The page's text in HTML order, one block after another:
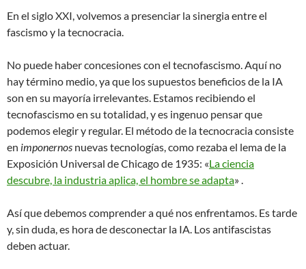
En el siglo XXI, volvemos a presenciar la sinergia entre el
fascismo y la tecnocracia.
No puede haber concesiones con el tecnofascismo. Aquí no
hay término medio, ya que los supuestos beneficios de la IA
son en su mayoría irrelevantes. Estamos recibiendo el
tecnofascismo en su totalidad, y es ingenuo pensar que
podemos elegir y regular. El método de la tecnocracia consiste
en imponernos nuevas tecnologías, como rezaba el lema de la
Exposición Universal de Chicago de 1935: «La ciencia
descubre, la industria aplica, el hombre se adapta» .
Así que debemos comprender a qué nos enfrentamos. Es tarde
y, sin duda, es hora de desconectar la IA. Los antifascistas
deben actuar.